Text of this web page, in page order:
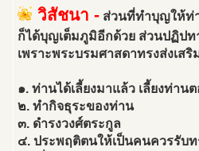
วิสัชนา - ส่วนที่ทำบุญให้ท่
ก็ได้บุญเต็มภูมิอีกด้วย ส่วนปฏิป
เพราะพระบรมศาสดาทรงส่งเสริ
๑. ท่านได้เลี้ยงมาแล้ว เลี้ยงท่าน
๒. ทำกิจธุระของท่าน
๓. ดำรงวงศ์ตระกูล
๔. ประพฤติตนให้เป็นคนควรรับ